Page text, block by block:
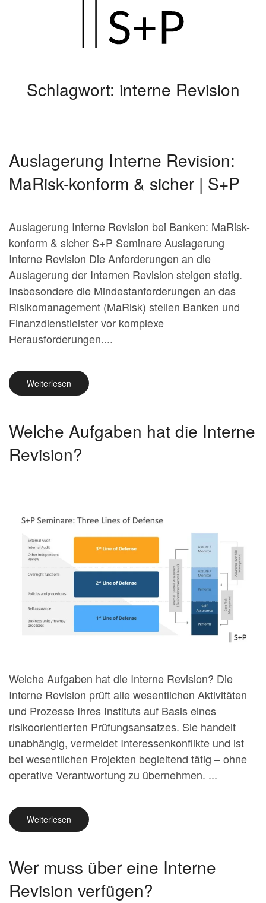
Schlagwort: interne Revision
Auslagerung Interne Revision:
MaRisk-konform & sicher | S+P
Auslagerung Interne Revision bei Banken: MaRisk-
konform & sicher S+P Seminare Auslagerung
Interne Revision Die Anforderungen an die
Auslagerung der Internen Revision steigen stetig.
Insbesondere die Mindestanforderungen an das
Risikomanagement (MaRisk) stellen Banken und
Finanzdienstleister vor komplexe
Herausforderungen....
Weiterlesen
Welche Aufgaben hat die Interne
Revision?
Welche Aufgaben hat die Interne Revision? Die
Interne Revision prüft alle wesentlichen Aktivitäten
und Prozesse Ihres Instituts auf Basis eines
risikoorientierten Prüfungsansatzes. Sie handelt
unabhängig, vermeidet Interessenkonflikte und ist
bei wesentlichen Projekten begleitend tätig – ohne
operative Verantwortung zu übernehmen. ...
Weiterlesen
Wer muss über eine Interne
Revision verfügen?